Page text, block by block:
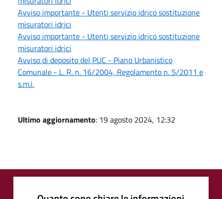
Avviso importante - Utenti servizio idrico sostituzione
misuratori idrici
Avviso importante - Utenti servizio idrico sostituzione
misuratori idrici
Avviso di deposito del PUC - Piano Urbanistico
Comunale - L. R. n. 16/2004, Regolamento n. 5/2011 e
s.m.i.
Ultimo aggiornamento: 19 agosto 2024, 12:32